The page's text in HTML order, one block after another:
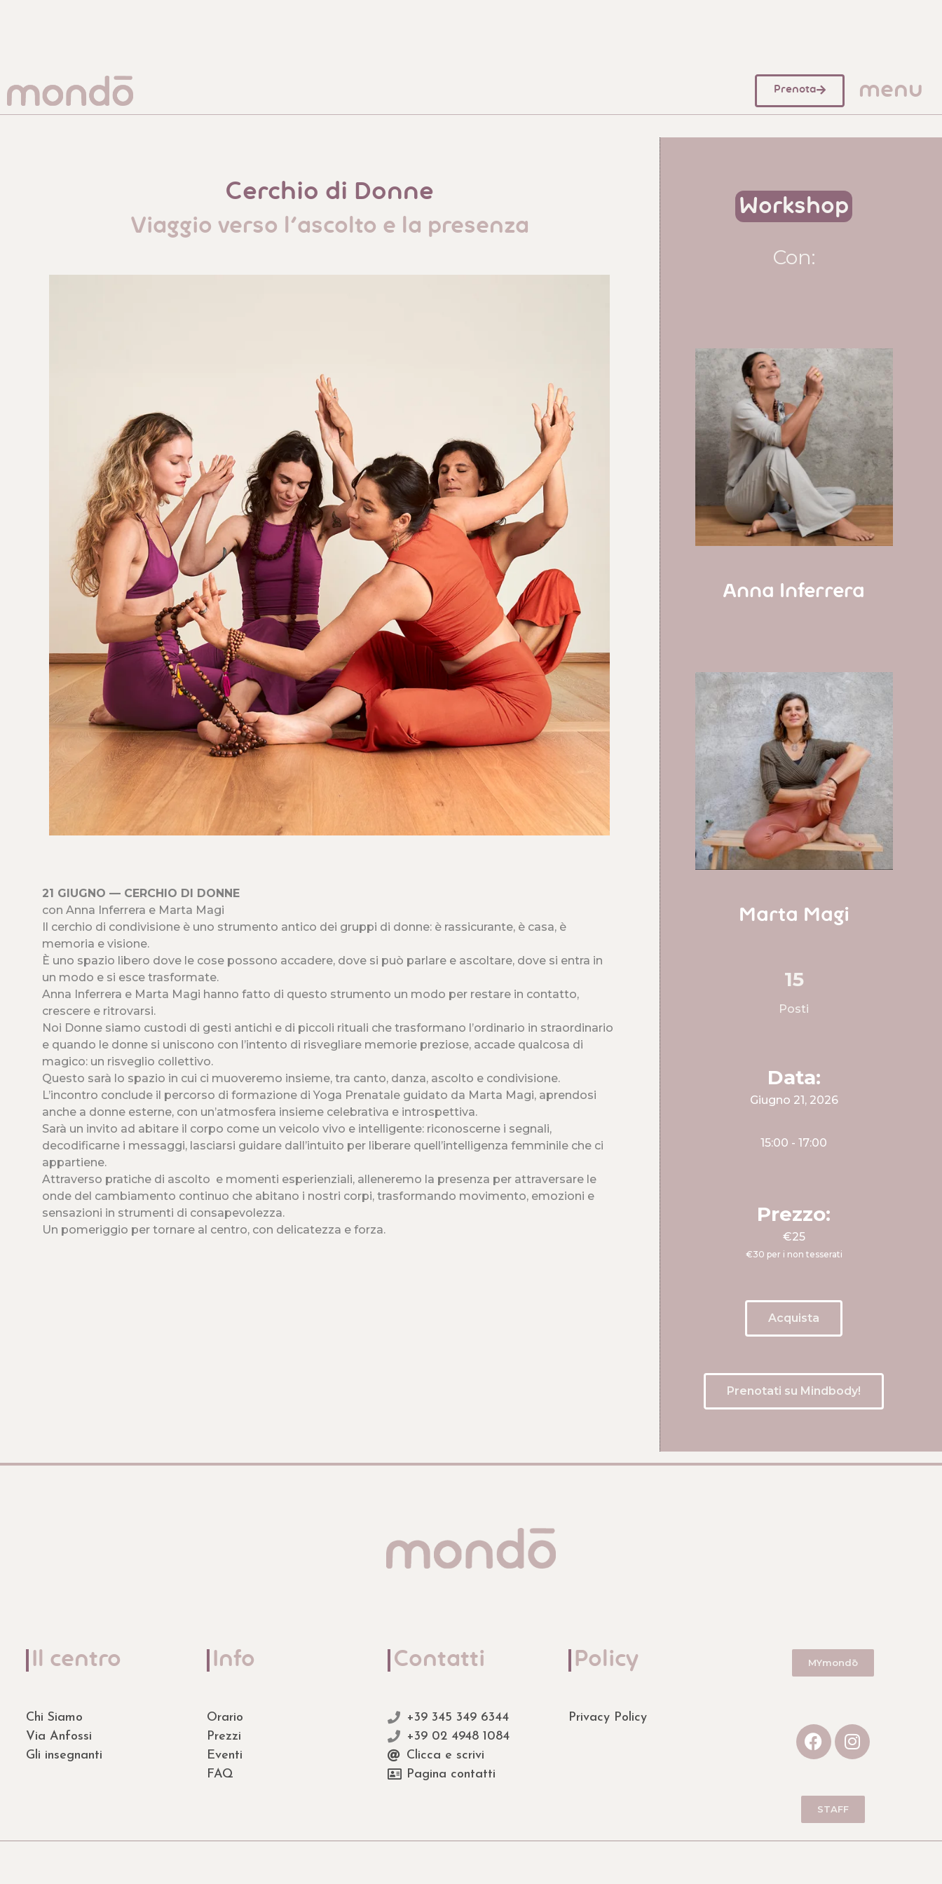
Prenota menu
Cerchio di Donne
Viaggio verso l'ascolto e la presenza
21 GIUGNO — CERCHIO DI DONNE
con Anna Inferrera e Marta Magi
Il cerchio di condivisione è uno strumento antico dei gruppi di donne: è rassicurante, è casa, è
memoria e visione.
È uno spazio libero dove le cose possono accadere, dove si può parlare e ascoltare, dove si entra in
un modo e si esce trasformate.
Anna Inferrera e Marta Magi hanno fatto di questo strumento un modo per restare in contatto,
crescere e ritrovarsi.
Noi Donne siamo custodi di gesti antichi e di piccoli rituali che trasformano l’ordinario in straordinario
e quando le donne si uniscono con l’intento di risvegliare memorie preziose, accade qualcosa di
magico: un risveglio collettivo.
Questo sarà lo spazio in cui ci muoveremo insieme, tra canto, danza, ascolto e condivisione.
L’incontro conclude il percorso di formazione di Yoga Prenatale guidato da Marta Magi, aprendosi
anche a donne esterne, con un’atmosfera insieme celebrativa e introspettiva.
Sarà un invito ad abitare il corpo come un veicolo vivo e intelligente: riconoscerne i segnali,
decodificarne i messaggi, lasciarsi guidare dall’intuito per liberare quell’intelligenza femminile che ci
appartiene.
Attraverso pratiche di ascolto e momenti esperienziali, alleneremo la presenza per attraversare le
onde del cambiamento continuo che abitano i nostri corpi, trasformando movimento, emozioni e
sensazioni in strumenti di consapevolezza.
Un pomeriggio per tornare al centro, con delicatezza e forza.
Workshop
Con:
Anna Inferrera
Marta Magi
15
Posti
Data:
Giugno 21, 2026
15:00 - 17:00
Prezzo:
€25
€30 per i non tesserati
Acquista
Prenotati su Mindbody!
Il centro
Chi Siamo
Via Anfossi
Gli insegnanti
Info
Orario
Prezzi
Eventi
FAQ
Contatti
+39 345 349 6344
+39 02 4948 1084
Clicca e scrivi
Pagina contatti
Policy
Privacy Policy
MYmondō
STAFF